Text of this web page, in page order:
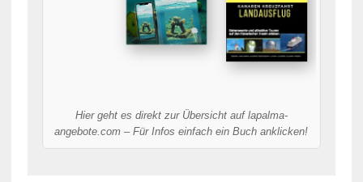
Hier geht es direkt zur Übersicht auf lapalma-
angebote.com – Für Infos einfach ein Buch anklicken!